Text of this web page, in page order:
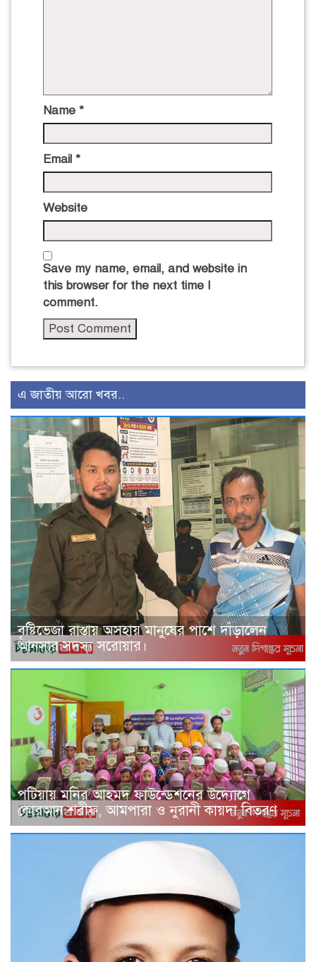
Name *
Email *
Website
Save my name, email, and website in
this browser for the next time I
comment.
এ জাতীয় আরো খবর..
বৃষ্টিভেজা রাস্তায় অসহায় মানুষের পাশে দাঁড়ালেন
আনসার সদস্য সরোয়ার।
পটিয়ায় মনির আহমদ ফাউন্ডেশনের উদ্যোগে
কোরআন শরীফ, আমপারা ও নুরানী কায়দা বিতরণ